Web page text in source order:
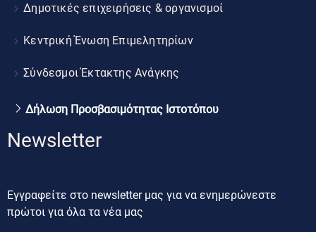
Δημοτικές επιχειρήσεις & οργανισμοί
Κεντρική Ένωση Επιμελητηρίων
Σύνδεσμοι Έκτακτης Ανάγκης
Δήλωση Προσβασιμότητας Ιστοτόπου
Newsletter
Εγγραφείτε στο newsletter μας για να ενημερώνεστε
πρώτοι για όλα τα νέα μας